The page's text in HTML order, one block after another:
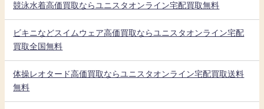
競泳水着高価買取ならユニスタオンライン宅配買取無料
ビキニなどスイムウェア高価買取ならユニスタオンライン宅配
買取全国無料
体操レオタード高価買取ならユニスタオンライン宅配買取送料
無料